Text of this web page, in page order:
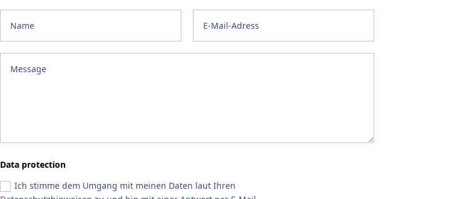
Data protection
Ich stimme dem Umgang mit meinen Daten laut Ihren